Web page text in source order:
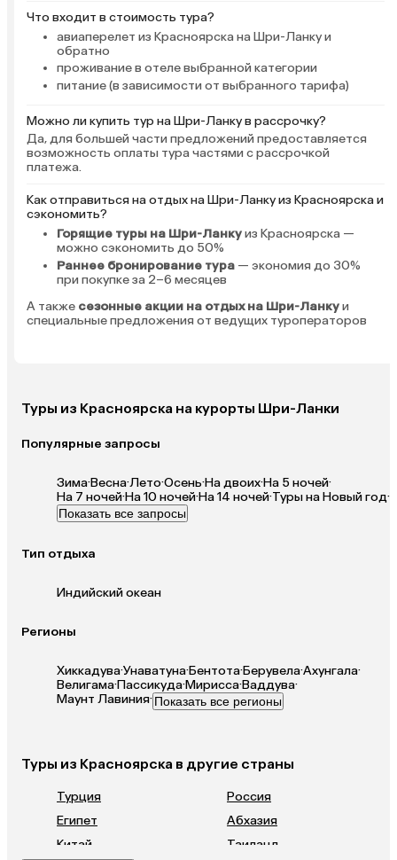
людей практически не было…
очень мало проживающих было.
Только в выходные приезжало
больше местных гостей, и тогда
становилось люднее и шумнее) В
бы поесть, в пешей доступности, я
имею в виду, поэтому рекомендую
брать проживание с едой, хотя бы
бесплатно чай, кофе и выпечку.
Неподалеку, минут 20 ходьбы
есть сёрф-школа, там же
неплохой, ресторан,
аюрведический массаж. В отеле
нет никакой анимации, кроме
музыкантов на ужин, в том числе и
дополнительных услуг, например,
экскурсии, спрашивайте Раву, у
него приятные цены и
практически как на
индивидуальную. Отелю
необходимо поменять полотенца,
пятнами, шторы в номерах,
неплохо, если бы розетки были
правее, там купались
песчаное). В целом
неплохой.
Что входит в стоимость тура?
авиаперелет из Красноярска на Шри-Ланку и
обратно
проживание в отеле выбранной категории
питание (в зависимости от выбранного тарифа)
Можно ли купить тур на Шри-Ланку в рассрочку?
Да, для большей части предложений предоставляется
возможность оплаты тура частями с рассрочкой
платежа.
Как отправиться на отдых на Шри-Ланку из Красноярска и
сэкономить?
Горящие туры на Шри-Ланкуиз Красноярска —
можно сэкономить до 50%
Раннее бронирование тура— экономия до 30%
при покупке за 2–6 месяцев
А также сезонные акции на отдых на Шри-Ланкуи
специальные предложения от ведущих туроператоров
Туры из Красноярска на курорты Шри-Ланки
Популярные запросы
Зима·Весна·Лето·Осень·На двоих·На 5 ночей·
На 7 ночей·На 10 ночей·На 14 ночей·Туры на Новый год·
Показать все запросы
Тип отдыха
Индийский океан
Регионы
Хиккадува·Унаватуна·Бентота·Берувела·Ахунгала·
Велигама·Пассикуда·Мирисса·Ваддува·
Маунт Лавиния·Показать все регионы
Туры из Красноярска в другие страны
Турция
Россия
Египет
Абхазия
Китай
Таиланд